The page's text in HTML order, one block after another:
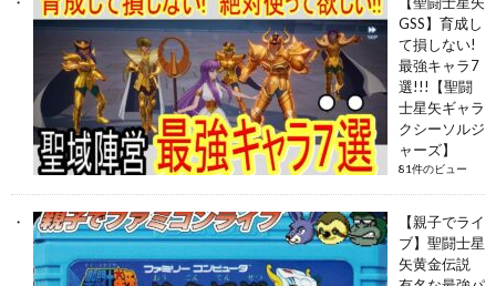
GSS】育成し
て損しない!
最強キャラ7
選!!!【聖闘
士星矢ギャラ
クシーソルジ
ャーズ】
81件のビュー
【親子でライ
ブ】聖闘士星
矢黄金伝説